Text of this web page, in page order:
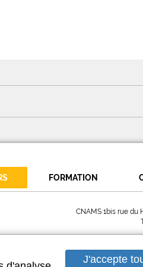
J'accepte
FORMATION
CNAMS 1bis rue du